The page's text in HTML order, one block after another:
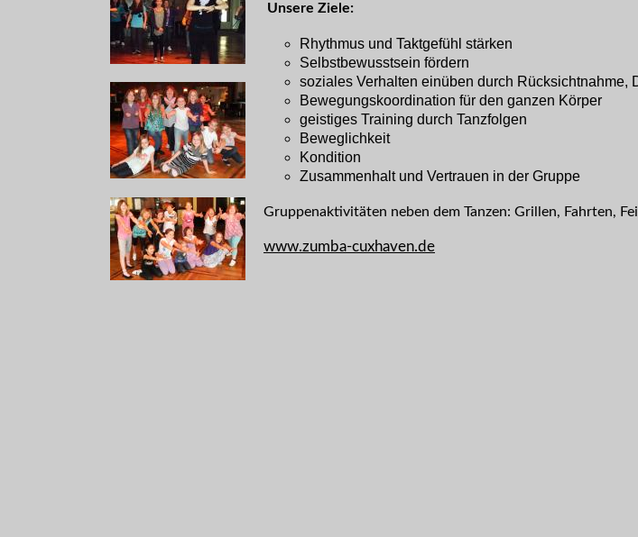
Unsere Ziele:
Rhythmus und Taktgefühl stärken
Selbstbewusstsein fördern
soziales Verhalten einüben durch Rücksichtnahme,
Bewegungskoordination für den ganzen Körper
geistiges Training durch Tanzfolgen
Beweglichkeit
Kondition
Zusammenhalt und Vertrauen in der Gruppe
Gruppenaktivitäten neben dem Tanzen: Grillen, Fahrten,
www.zumba-cuxhaven.de